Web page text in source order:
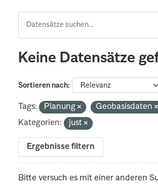
Keine Datensätze
Sortieren nach
Tags: Planung
Geobasisdaten
Kategorien:
just
Ergebnisse filtern
Bitte versuch es mit einer anderen